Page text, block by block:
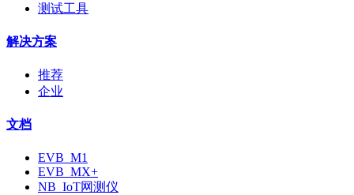
测试工具
解决方案
推荐
企业
文档
EVB_M1
EVB_MX+
NB_IoT网测仪